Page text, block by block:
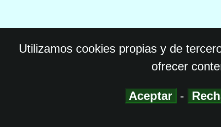
Utilizamos cookies propias y de
ofrecer
Aceptar -